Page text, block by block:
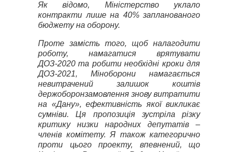
Як відомо, Міністерство уклало
контракти лише на 40% запланованого
бюджету на оборону.
Проте замість того, щоб налагодити
роботу, намагатися врятувати
ДОЗ-2020 та робити необхідні кроки для
ДОЗ-2021, Міноборони намагається
невитрачений залишок коштів
держоборонзамовлення знову витратити
на «Дану», ефективність якої викликає
сумніви. Ця пропозиція зустріла різку
критику низки народних депутатів –
членів комітету. Я також категорично
проти цього проекту, впевнений, що